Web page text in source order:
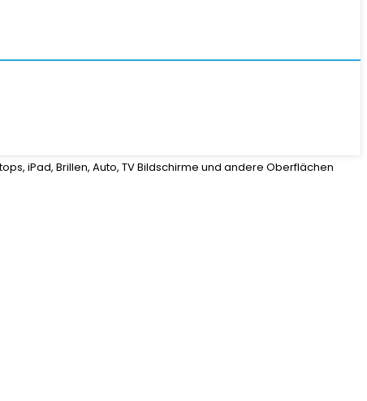
iPad, Brillen, Auto, TV Bildschirme und andere Oberflächen